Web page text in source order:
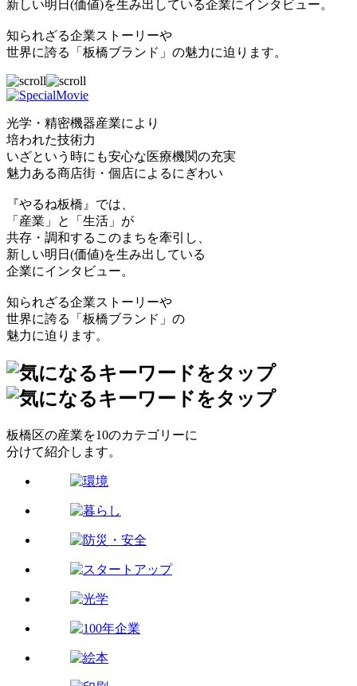
新しい明日(価値)を生み出している企業にインタビュー。
知られざる企業ストーリーや
世界に誇る「板橋ブランド」の魅力に迫ります。
光学・精密機器産業により
培われた技術力
いざという時にも安心な医療機関の充実
魅力ある商店街・個店によるにぎわい
『やるね板橋』では、
「産業」と「生活」が
共存・調和するこのまちを牽引し、
新しい明日(価値)を生み出している
企業にインタビュー。
知られざる企業ストーリーや
世界に誇る「板橋ブランド」の
魅力に迫ります。
板橋区の産業を10のカテゴリーに
分けて紹介します。